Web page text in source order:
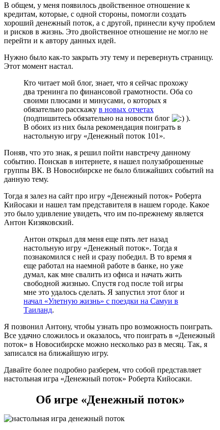
В общем, у меня появилось двойственное отношение к
кредитам, которые, с одной стороны, помогли создать
хороший денежный поток, а с другой, принесли кучу проблем
и рисков в жизнь. Это двойственное отношение не могло не
перейти и к автору данных идей.
Нужно было как-то закрыть эту тему и перевернуть страницу.
Этот момент настал.
Кто читает мой блог, знает, что я сейчас прохожу
два тренинга по финансовой грамотности. Оба со
своими плюсами и минусами, о которых я
обязательно расскажу в новых отчетах
(подпишитесь обязательно на новости блог
).
В обоих из них была рекомендация поиграть в
настольную игру «Денежный поток 101».
Поняв, что это знак, я решил пойти навстречу данному
событию. Поискав в интернете, я нашел полузаброшенные
группы ВК. В Новосибирске не было ближайших событий на
данную тему.
Тогда я залез на сайт про игру «Денежный поток» Роберта
Кийосаки и нашел там представителя в нашем городе. Какое
это было удивление увидеть, что им по-прежнему является
Антон Кизяковский.
Антон открыл для меня еще пять лет назад
настольную игру «Денежный поток». Тогда я
познакомился с ней и сразу победил. В то время я
еще работал на наемной работе в банке, но уже
думал, как мне свалить из офиса и начать жить
свободной жизнью. Спустя год после той игры
мне это удалось сделать. Я запустил этот блог и
начал «Улетную жизнь» с поездки на Самуи в
Таиланд.
Я позвонил Антону, чтобы узнать про возможность поиграть.
Все удачно сложилось и оказалось, что поиграть в «Денежный
поток» в Новосибирске можно несколько раз в месяц. Так, я
записался на ближайшую игру.
Давайте более подробно разберем, что собой представляет
настольная игра «Денежный поток» Роберта Кийосаки.
Об игре «Денежный поток»